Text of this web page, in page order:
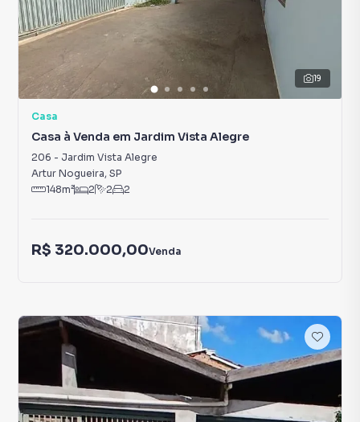
19
Casa
Casa à Venda em Jardim Vista Alegre
206 - Jardim Vista Alegre
Artur Nogueira, SP
148m² 2 2 2
R$ 320.000,00Venda